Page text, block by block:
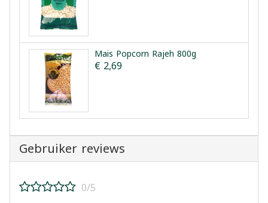
Mais Popcorn Rajeh 800g
€ 2,69
Gebruiker reviews
0/5